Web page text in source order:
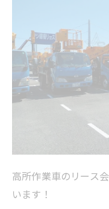
高所作業車のリース
います！